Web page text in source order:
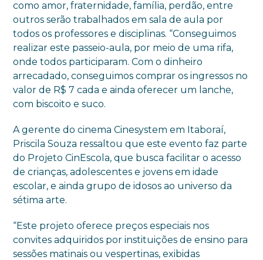
como amor, fraternidade, família, perdão, entre
outros serão trabalhados em sala de aula por
todos os professores e disciplinas. “Conseguimos
realizar este passeio-aula, por meio de uma rifa,
onde todos participaram. Com o dinheiro
arrecadado, conseguimos comprar os ingressos no
valor de R$ 7 cada e ainda oferecer um lanche,
com biscoito e suco.
A gerente do cinema Cinesystem em Itaboraí,
Priscila Souza ressaltou que este evento faz parte
do Projeto CinEscola, que busca facilitar o acesso
de crianças, adolescentes e jovens em idade
escolar, e ainda grupo de idosos ao universo da
sétima arte.
“Este projeto oferece preços especiais nos
convites adquiridos por instituições de ensino para
sessões matinais ou vespertinas, exibidas